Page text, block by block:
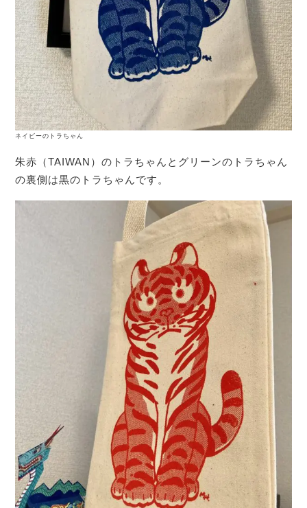
ネイビーのトラちゃん
朱赤（TAIWAN）のトラちゃんとグリーンのトラちゃん
の裏側は黒のトラちゃんです。